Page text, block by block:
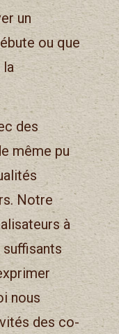
un
ou que
la
des
même pu
Notre
à
nous
des co-